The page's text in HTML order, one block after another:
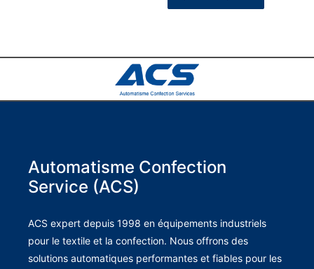
Automatisme Confection
Service (ACS)
ACS expert depuis 1998 en équipements industriels
pour le textile et la confection. Nous offrons des
solutions automatiques performantes et fiables pour les